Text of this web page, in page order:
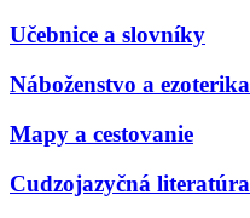
Učebnice a slovníky
Náboženstvo a ezoterika
Mapy a cestovanie
Cudzojazyčná literatúra